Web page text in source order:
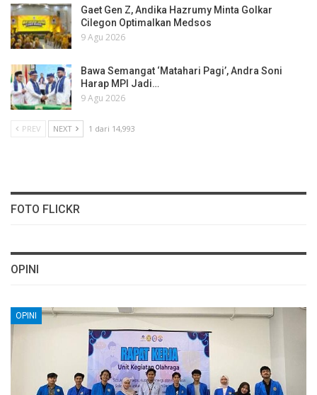
Gaet Gen Z, Andika Hazrumy Minta Golkar
Cilegon Optimalkan Medsos
9 Agu 2026
Bawa Semangat ‘Matahari Pagi’, Andra Soni
Harap MPI Jadi…
9 Agu 2026
PREV NEXT 1 dari 14,993
FOTO FLICKR
OPINI
OPINI